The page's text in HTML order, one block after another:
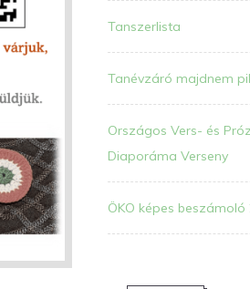
Tanszerlista
Tanévzáró majdnem
Országos Vers- és
Diaporáma Verseny
ÖKO képes beszámoló